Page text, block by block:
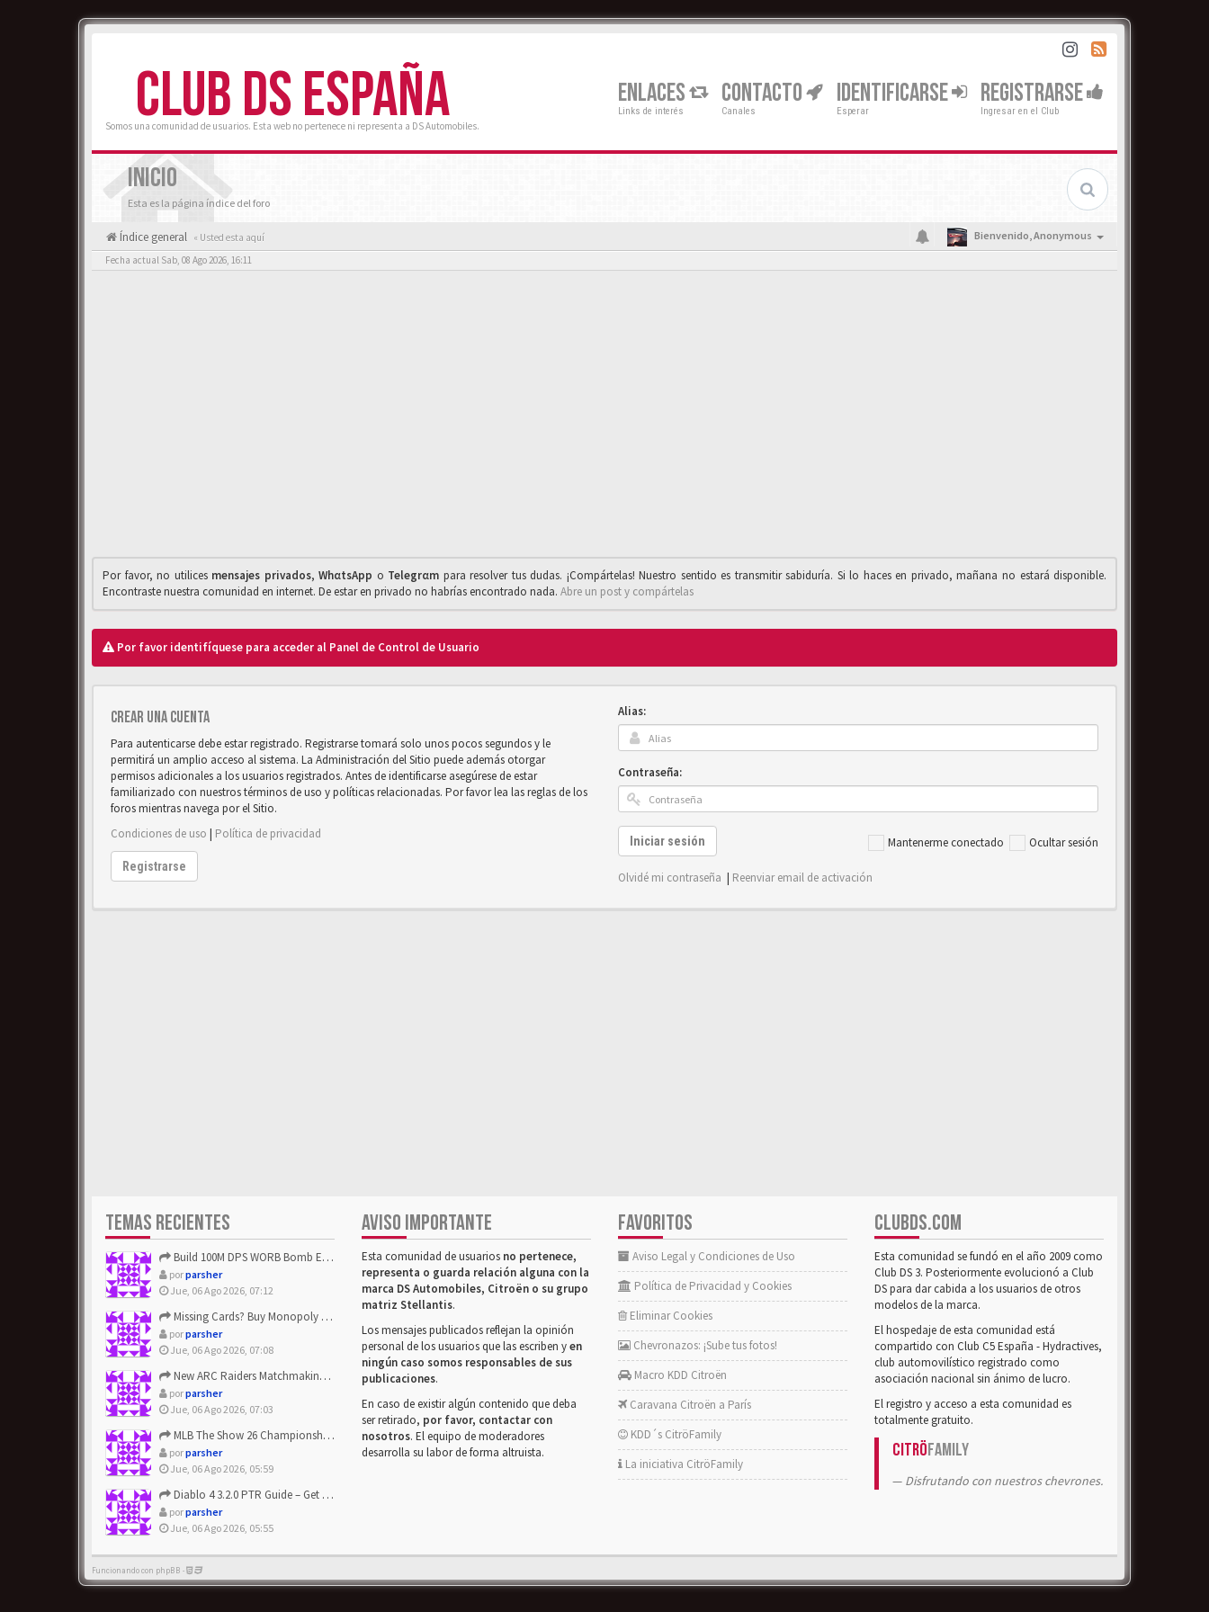
CLUB DS ESPAÑA
Somos una comunidad de usuarios. Esta web no pertenece ni representa a DS Automobiles.
ENLACES
Links de interés
CONTACTO
Canales
IDENTIFICARSE
Esperar
REGISTRARSE
Ingresar en el Club
INICIO
Esta es la página índice del foro
Índice general « Usted esta aquí Bienvenido,Anonymous
Fecha actual Sab, 08 Ago 2026, 16:11
Por favor, no utilices mensajes privados,WhαtsApp o Telegrαm para resolver tus dudas. ¡Compártelas! Nuestro sentido es transmitir sabiduría. Si lo haces en privado, mañana no estará disponible.
Encontraste nuestra comunidad en internet. De estar en privado no habrías encontrado nada. Abre un post y compártelas
Por favor identifíquese para acceder al Panel de Control de Usuario
Crear una cuenta
Para autenticarse debe estar registrado. Registrarse tomará solo unos pocos segundos y le
permitirá un amplio acceso al sistema. La Administración del Sitio puede además otorgar
permisos adicionales a los usuarios registrados. Antes de identificarse asegúrese de estar
familiarizado con nuestros términos de uso y políticas relacionadas. Por favor lea las reglas de los
foros mientras navega por el Sitio.
Condiciones de uso | Política de privacidad
Registrarse
Alias:
Contraseña:
Mantenerme conectado Ocultar sesión
Iniciar sesión
Olvidé mi contraseña | Reenviar email de activación
TEMAS RECIENTES
Build 100M DPS WORB Bomb Elementalist Fast - Grab POE Curren...
porparsher
Jue, 06 Ago 2026, 07:12
Missing Cards? Buy Monopoly Go Happy Harvest with Looney Tun...
porparsher
Jue, 06 Ago 2026, 07:08
New ARC Raiders Matchmaking Update: Stop Failed - Grab Bluep...
porparsher
Jue, 06 Ago 2026, 07:03
MLB The Show 26 Championship Series Update! Get Cheap & ...
porparsher
Jue, 06 Ago 2026, 05:59
Diablo 4 3.2.0 PTR Guide – Get 8% Off Items Quickly to Test ...
porparsher
Jue, 06 Ago 2026, 05:55
AVISO IMPORTANTE
Esta comunidad de usuarios no pertenece,
representa o guarda relación alguna con la
marca DS Automobiles, Citroën o su grupo
matriz Stellantis.
Los mensajes publicados reflejan la opinión
personal de los usuarios que las escriben yen
ningún caso somos responsables de sus
publicaciones.
En caso de existir algún contenido que deba
ser retirado, por favor, contactar con
nosotros. El equipo de moderadores
desarrolla su labor de forma altruista.
FAVORITOS
Aviso Legal y Condiciones de Uso
Política de Privacidad y Cookies
Eliminar Cookies
Chevronazos: ¡Sube tus fotos!
Macro KDD Citroën
Caravana Citroën a París
KDD´s CitröFamily
La iniciativa CitröFamily
CLUBDS.COM
Esta comunidad se fundó en el año 2009 como
Club DS 3. Posteriormente evolucionó a Club
DS para dar cabida a los usuarios de otros
modelos de la marca.
El hospedaje de esta comunidad está
compartido con Club C5 España - Hydractives,
club automovilístico registrado como
asociación nacional sin ánimo de lucro.
El registro y acceso a esta comunidad es
totalmente gratuito.
CitröFamily
Disfrutando con nuestros chevrones.
Funcionando con phpBB -